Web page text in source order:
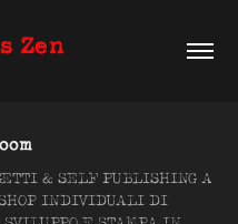
Zen
& SELF PUBLISHING A
INDIVIDUALI DI